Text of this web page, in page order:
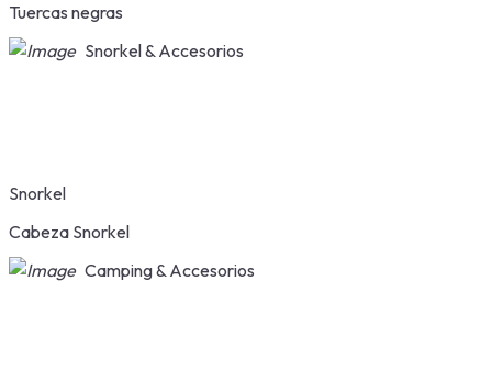
Tuercas negras
Snorkel & Accesorios
Snorkel
Cabeza Snorkel
Camping & Accesorios